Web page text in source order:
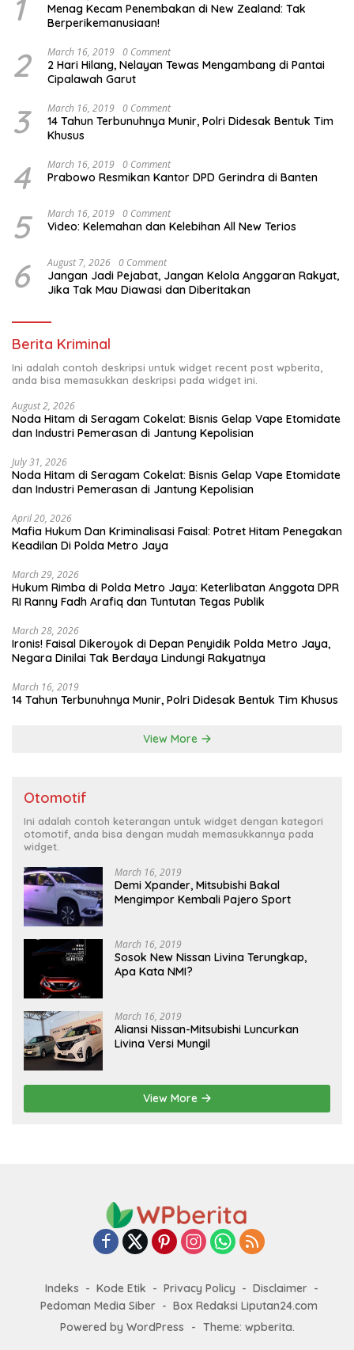
1
Menag Kecam Penembakan di New Zealand: Tak
Berperikemanusiaan!
2 March 16, 2019 0 Comment
2 Hari Hilang, Nelayan Tewas Mengambang di Pantai
Cipalawah Garut
3 March 16, 2019 0 Comment
14 Tahun Terbunuhnya Munir, Polri Didesak Bentuk Tim
Khusus
4 March 16, 2019 0 Comment
Prabowo Resmikan Kantor DPD Gerindra di Banten
5 March 16, 2019 0 Comment
Video: Kelemahan dan Kelebihan All New Terios
6 August 7, 2026 0 Comment
Jangan Jadi Pejabat, Jangan Kelola Anggaran Rakyat,
Jika Tak Mau Diawasi dan Diberitakan
Berita Kriminal
Ini adalah contoh deskripsi untuk widget recent post wpberita,
anda bisa memasukkan deskripsi pada widget ini.
August 2, 2026
Noda Hitam di Seragam Cokelat: Bisnis Gelap Vape Etomidate
dan Industri Pemerasan di Jantung Kepolisian
July 31, 2026
Noda Hitam di Seragam Cokelat: Bisnis Gelap Vape Etomidate
dan Industri Pemerasan di Jantung Kepolisian
April 20, 2026
Mafia Hukum Dan Kriminalisasi Faisal: Potret Hitam Penegakan
Keadilan Di Polda Metro Jaya
March 29, 2026
Hukum Rimba di Polda Metro Jaya: Keterlibatan Anggota DPR
RI Ranny Fadh Arafiq dan Tuntutan Tegas Publik
March 28, 2026
Ironis! Faisal Dikeroyok di Depan Penyidik Polda Metro Jaya,
Negara Dinilai Tak Berdaya Lindungi Rakyatnya
March 16, 2019
14 Tahun Terbunuhnya Munir, Polri Didesak Bentuk Tim Khusus
View More
Otomotif
Ini adalah contoh keterangan untuk widget dengan kategori
otomotif, anda bisa dengan mudah memasukkannya pada
widget.
March 16, 2019
Demi Xpander, Mitsubishi Bakal
Mengimpor Kembali Pajero Sport
March 16, 2019
Sosok New Nissan Livina Terungkap,
Apa Kata NMI?
March 16, 2019
Aliansi Nissan-Mitsubishi Luncurkan
Livina Versi Mungil
View More
Indeks Kode Etik Privacy Policy
Disclaimer
Pedoman Media Siber
Box Redaksi Liputan24.com
Powered by WordPress
- Theme: wpberita.